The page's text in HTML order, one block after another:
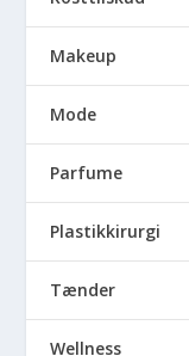
Makeup
Mode
Parfume
Plastikkirurgi
Tænder
Wellness